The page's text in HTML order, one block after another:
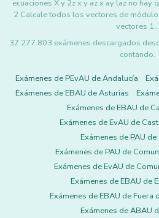
ecuaciones X y 2z x y az x ay laz no hay
2 Calcule todos los vectores de
vectores 1…
37.277.803 exámenes descargados
contando.
Exámenes de PEvAU de Andalucía
Exámenes de EBAU de Asturias
Exámenes de EBAU de
Exámenes de EvAU de
Exámenes de PAU
Exámenes de PAU de
Exámenes de EvAU de
Exámenes de EBAU de
Exámenes de EBAU de Fuera
Exámenes de ABAU